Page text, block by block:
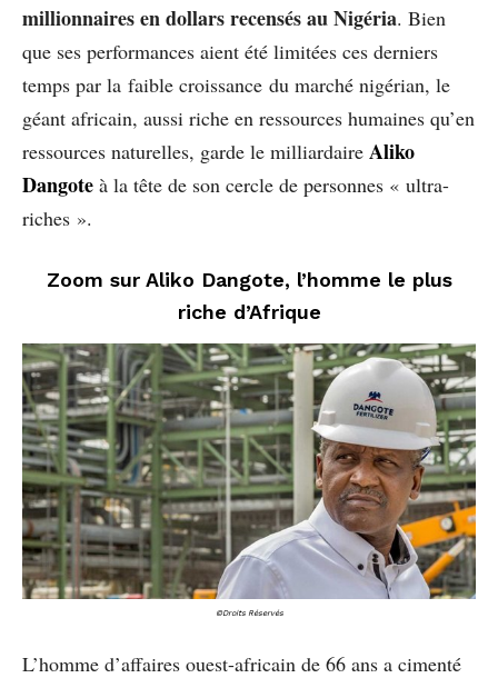
millionnaires en dollars recensés au Nigéria. Bien
que ses performances aient été limitées ces derniers
temps par la faible croissance du marché nigérian, le
géant africain, aussi riche en ressources humaines qu’en
ressources naturelles, garde le milliardaire Aliko
Dangote à la tête de son cercle de personnes « ultra-
riches ».
Zoom sur Aliko Dangote, l’homme le plus
riche d’Afrique
©Droits Réservés
L’homme d’affaires ouest-africain de 66 ans a cimenté